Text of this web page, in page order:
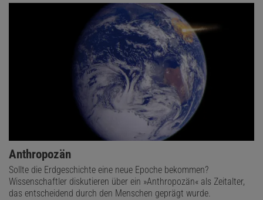
Anthropozän
Sollte die Erdgeschichte eine neue Epoche bekommen?
Wissenschaftler diskutieren über ein »Anthropozän« als Zeitalter,
das entscheidend durch den Menschen geprägt wurde.